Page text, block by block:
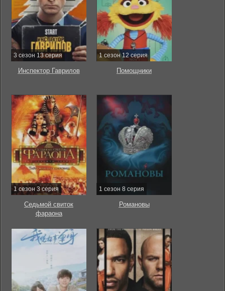
3 сезон 13 серия
Инспектор Гаврилов
1 сезон 12 серия
Помощники
1 сезон 3 серия
Седьмой свиток
фараона
1 сезон 8 серия
Романовы